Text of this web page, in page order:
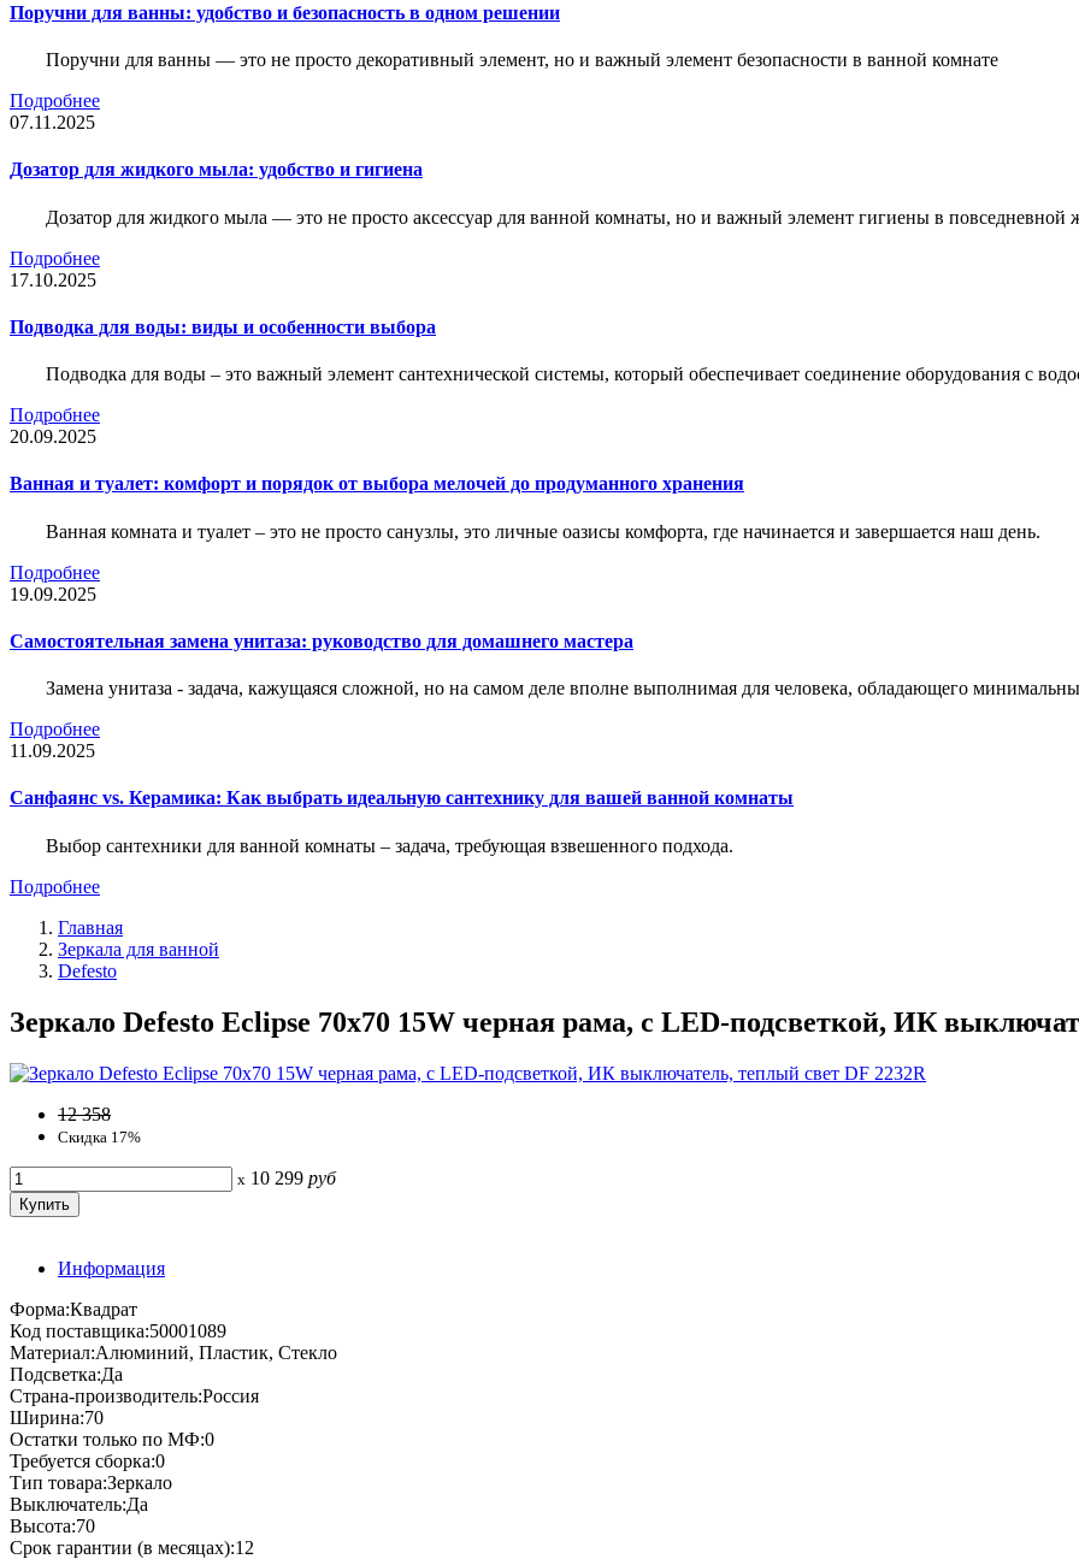
Поручни для ванны: удобство и безопасность в одном решении
Поручни для ванны — это не просто декоративный элемент, но и важный элемент безопасности в ванной комнате
Подробнее
07.11.2025
Дозатор для жидкого мыла: удобство и гигиена
Дозатор для жидкого мыла — это не просто аксессуар для ванной комнаты, но и важный элемент гигиены в повседневной
Подробнее
17.10.2025
Подводка для воды: виды и особенности выбора
Подводка для воды – это важный элемент сантехнической системы, который обеспечивает соединение оборудования с
Подробнее
20.09.2025
Ванная и туалет: комфорт и порядок от выбора мелочей до продуманного хранения
Ванная комната и туалет – это не просто санузлы, это личные оазисы комфорта, где начинается и завершается наш день.
Подробнее
19.09.2025
Самостоятельная замена унитаза: руководство для домашнего мастера
Замена унитаза - задача, кажущаяся сложной, но на самом деле вполне выполнимая для человека, обладающего
Подробнее
11.09.2025
Санфаянс vs. Керамика: Как выбрать идеальную сантехнику для вашей ванной комнаты
Выбор сантехники для ванной комнаты – задача, требующая взвешенного подхода.
Подробнее
Главная
Зеркала для ванной
Defesto
Зеркало Defesto Еclipse 70х70 15W черная рама, с LED-подсветкой, ИК
12 358
Скидка 17%
x 10 299 руб
Информация
Форма:Квадрат
Код поставщика:50001089
Материал:Алюминий, Пластик, Стекло
Подсветка:Да
Страна-производитель:Россия
Ширина:70
Остатки только по МФ:0
Требуется сборка:0
Тип товара:Зеркало
Выключатель:Да
Высота:70
Срок гарантии (в месяцах):12